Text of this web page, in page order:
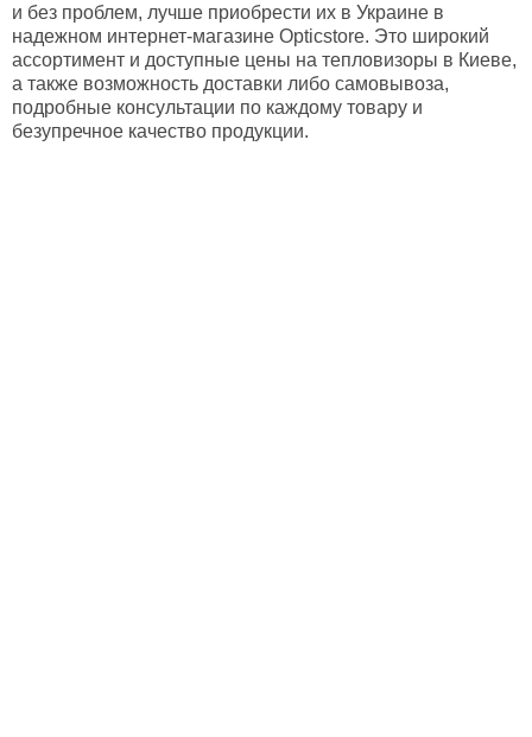
и без проблем, лучше приобрести их в Украине в
надежном интернет-магазине Оpticstore. Это широкий
ассортимент и доступные цены на тепловизоры в Киеве,
а также возможность доставки либо самовывоза,
подробные консультации по каждому товару и
безупречное качество продукции.